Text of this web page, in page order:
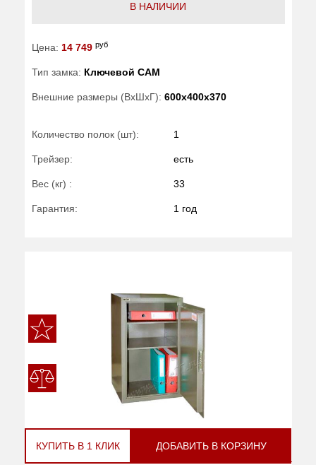
В НАЛИЧИИ
Цена: 14 749 руб
Тип замка: Ключевой САМ
Внешние размеры (ВхШхГ): 600x400x370
Количество полок (шт): 1
Трейзер: есть
Вес (кг) : 33
Гарантия: 1 год
КУПИТЬ В 1 КЛИК ДОБАВИТЬ В КОРЗИНУ